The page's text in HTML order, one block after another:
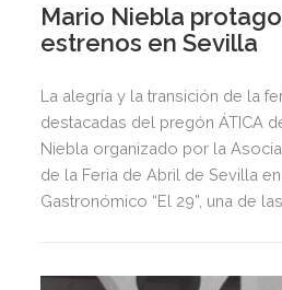
Mario Niebla
estrenos en Sevilla
La alegría y la transición de la
destacadas del pregón ÁTICA
Niebla organizado por la
de la Feria de Abril de Sevilla
Gastronómico “El 29”, una de